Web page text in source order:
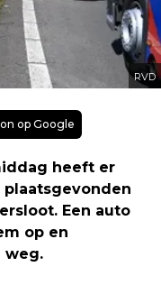
RVD
op Google
heeft er
plaatsgevonden
Een auto
op en
weg.